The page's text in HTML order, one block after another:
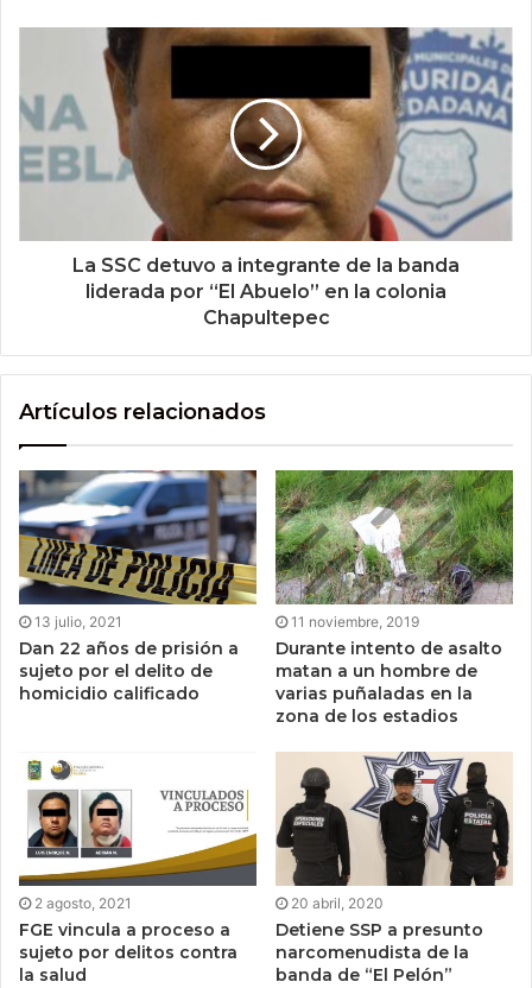
La SSC detuvo a integrante de la banda
liderada por “El Abuelo” en la colonia
Chapultepec
Artículos relacionados
13 julio, 2021
Dan 22 años de prisión a
sujeto por el delito de
homicidio calificado
11 noviembre, 2019
Durante intento de asalto
matan a un hombre de
varias puñaladas en la
zona de los estadios
2 agosto, 2021
FGE vincula a proceso a
sujeto por delitos contra
la salud
20 abril, 2020
Detiene SSP a presunto
narcomenudista de la
banda de “El Pelón”